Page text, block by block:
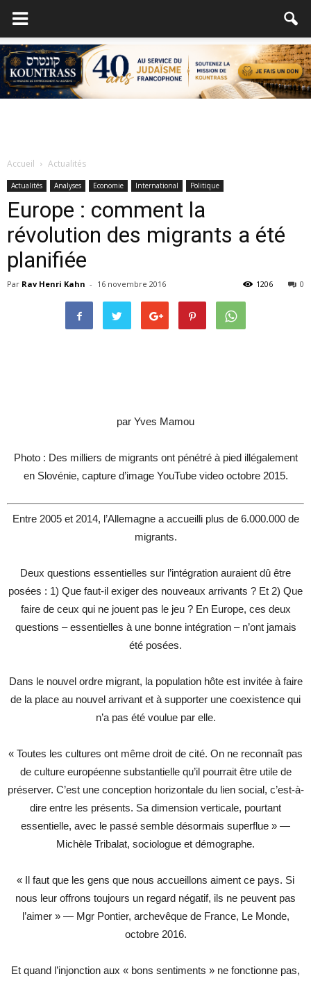
Accueil Actualités
Actualités Analyses Economie International Politique
Europe : comment la
révolution des migrants a été
planifiée
Par Rav Henri Kahn - 16 novembre 2016 0
1206
par Yves Mamou
Photo : Des milliers de migrants ont pénétré à pied illégalement
en Slovénie, capture d’image YouTube video octobre 2015.
Entre 2005 et 2014, l’Allemagne a accueilli plus de 6.000.000 de
migrants.
Deux questions essentielles sur l’intégration auraient dû être
posées : 1) Que faut-il exiger des nouveaux arrivants ? Et 2) Que
faire de ceux qui ne jouent pas le jeu ? En Europe, ces deux
questions – essentielles à une bonne intégration – n’ont jamais
été posées.
Dans le nouvel ordre migrant, la population hôte est invitée à faire
de la place au nouvel arrivant et à supporter une coexistence qui
n’a pas été voulue par elle.
« Toutes les cultures ont même droit de cité. On ne reconnaît pas
de culture européenne substantielle qu’il pourrait être utile de
préserver. C’est une conception horizontale du lien social, c’est-à-
dire entre les présents. Sa dimension verticale, pourtant
essentielle, avec le passé semble désormais superflue » —
Michèle Tribalat, sociologue et démographe.
« Il faut que les gens que nous accueillons aiment ce pays. Si
nous leur offrons toujours un regard négatif, ils ne peuvent pas
l’aimer » — Mgr Pontier, archevêque de France, Le Monde,
octobre 2016.
Et quand l’injonction aux « bons sentiments » ne fonctionne pas,